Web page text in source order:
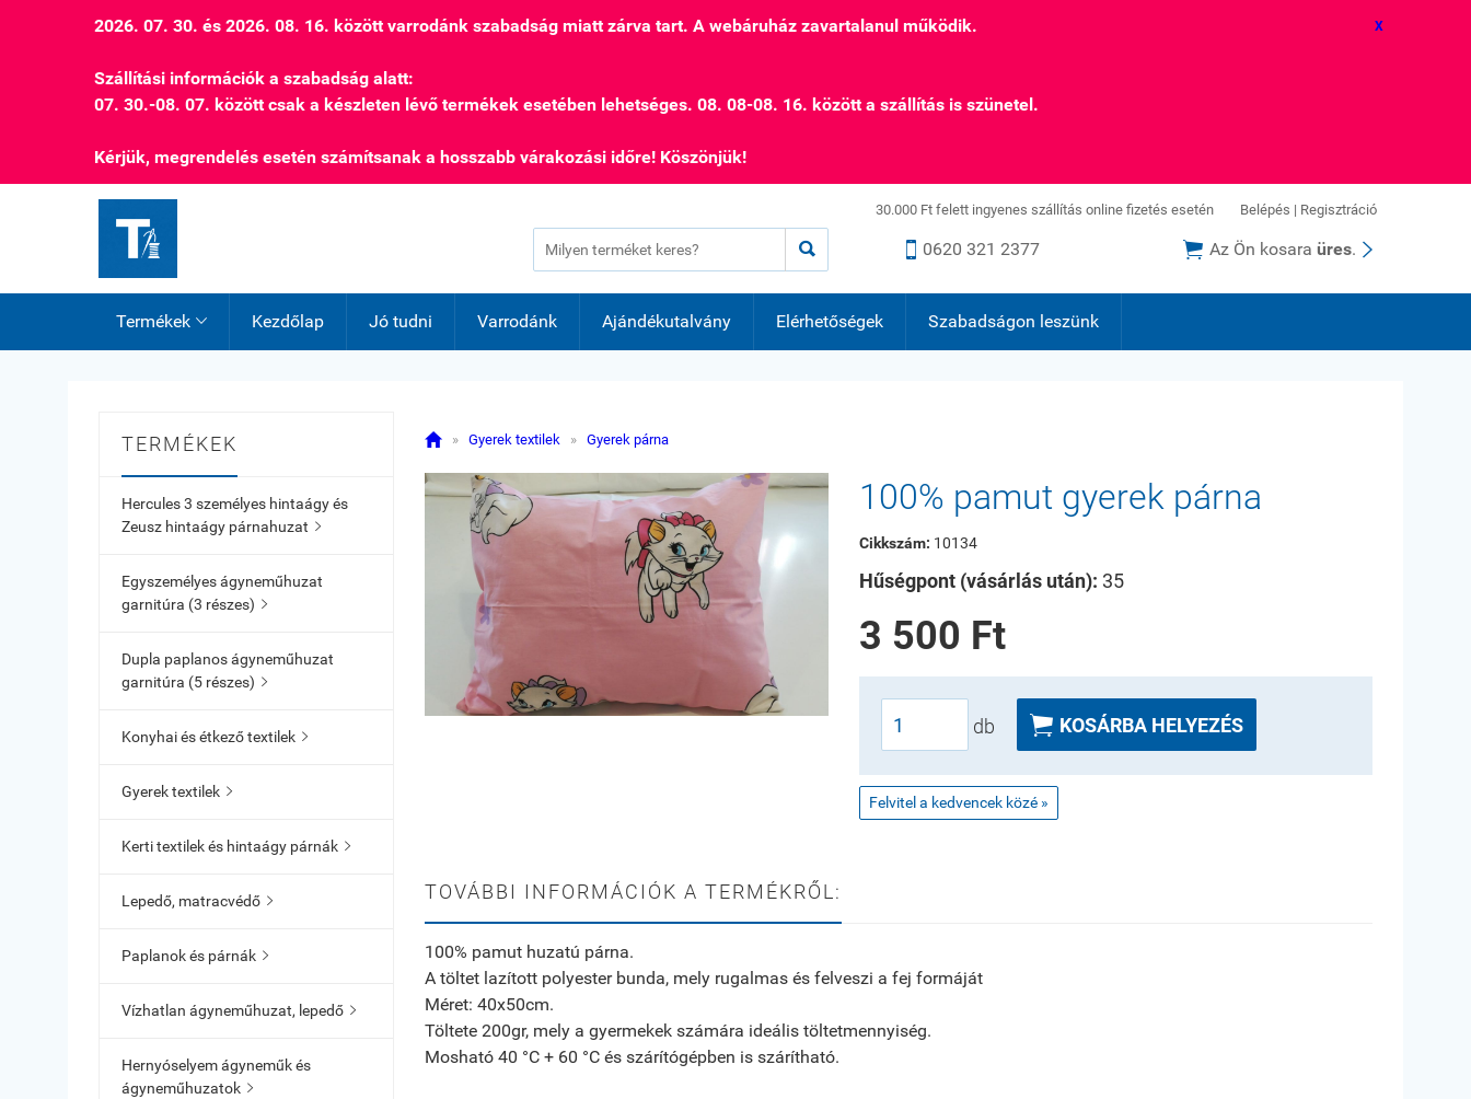
2026. 07. 30. és 2026. 08. 16. között varrodánk szabadság miatt zárva tart. A webáruház zavartalanul működik.
Szállítási információk a szabadság alatt:
07. 30.-08. 07. között csak a készleten lévő termékek esetében lehetséges. 08. 08-08. 16. között a szállítás is szünetel.
Kérjük, megrendelés esetén számítsanak a hosszabb várakozási időre! Köszönjük!
X
  0620 321 2377  Az Ön kosara üres. 
30.000 Ft felett ingyenes szállítás online fizetés esetén Belépés | Regisztráció
Termékek  Kezdőlap Jó tudni Varrodánk Ajándékutalvány Elérhetőségek Szabadságon leszünk
TERMÉKEK
Hercules 3 személyes hintaágy és
Zeusz hintaágy párnahuzat 
Egyszemélyes ágyneműhuzat
garnitúra (3 részes) 
Dupla paplanos ágyneműhuzat
garnitúra (5 részes) 
Konyhai és étkező textilek 
Gyerek textilek 
Kerti textilek és hintaágy párnák 
Lepedő, matracvédő 
Paplanok és párnák 
Vízhatlan ágyneműhuzat, lepedő 
Hernyóselyem ágyneműk és
ágyneműhuzatok 
 » Gyerek textilek » Gyerek párna
100% pamut gyerek párna
Cikkszám: 10134
Hűségpont (vásárlás után): 35
3 500 Ft
db  KOSÁRBA HELYEZÉS
Felvitel a kedvencek közé »
TOVÁBBI INFORMÁCIÓK A TERMÉKRŐL:
100% pamut huzatú párna.
A töltet lazított polyester bunda, mely rugalmas és felveszi a fej formáját
Méret: 40x50cm.
Töltete 200gr, mely a gyermekek számára ideális töltetmennyiség.
Mosható 40 °C + 60 °C és szárítógépben is szárítható.